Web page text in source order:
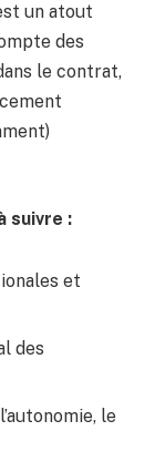
un atout
des
le contrat,
suivre :
et
des
le